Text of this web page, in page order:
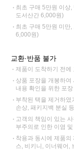
최초 구매 5만원 이상
도서산간 6,000원)
최초 구매 5만원 미만
6,000원)
교환·반품 불가
제품이 도착하기 전에
상품 포장을 개봉하여
내용 확인을 위한 포
부착된 택을 제거하였
손상, 패키지백 분실
고객의 책임이 있는
부주의로 인한 이염
착용과 동시에 제품의
스, 비키니, 이너웨어,